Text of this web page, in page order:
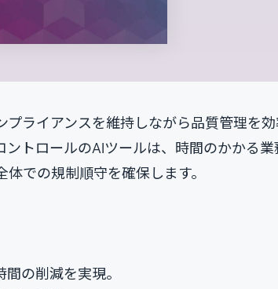
ライアンスを維持しながら品質管理を
ントロールのAIツールは、時間のかかる
での規制順守を確保します。
の削減を実現。